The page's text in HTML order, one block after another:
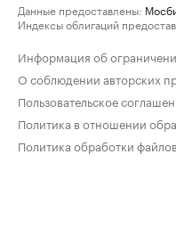
Данные предоставлены:
Индексы облигаций
Информация об
О соблюдении авторских
Пользовательское
Политика в отношении
Политика обработки